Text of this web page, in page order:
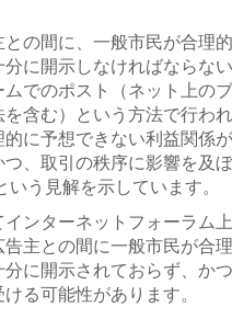
の間に、一般市民が合理
に開示しなければならな
でのポスト（ネット上の
含む）という方法で行わ
に予想できない利益関係
、取引の秩序に影響を及
う見解を示しています。
ンターネットフォーラム
主との間に一般市民が合
に開示されておらず、か
る可能性があります。